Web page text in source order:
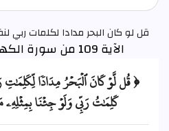
قل لو كان البحر مدادا لكلمات ربي
الآية 109 من سورة الكهف
﴿ قُل لَّوۡ كَانَ ٱلۡبَحۡرُ مِدَادٗا لِّكَلِمَٰتِ
كَلِمَٰتُ رَبِّي وَلَوۡ جِئۡنَا بِمِثۡلِهِۦ